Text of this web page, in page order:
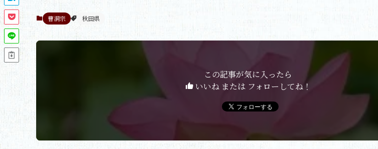
曹洞宗 秋田県
この記事が気に入ったら
いいね または フォローしてね！